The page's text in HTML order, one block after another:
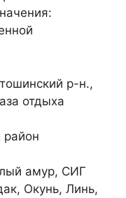
р-н.,
отдыха
район
амур, СИГ
Окунь, Линь,